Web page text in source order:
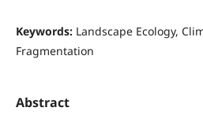
Keywords: Landscape Ecology,
Fragmentation
Abstract